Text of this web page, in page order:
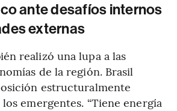
ante desafíos internos
externas
realizó una lupa a las
de la región. Brasil
estructuralmente
emergentes. “Tiene energía